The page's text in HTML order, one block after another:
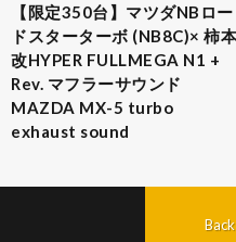
​【限定350台】マツダNBロー
ドスターターボ (NB8C)× 柿本
改HYPER FULLMEGA N1 +
Rev. マフラーサウンド
MAZDA MX-5 turbo
exhaust sound